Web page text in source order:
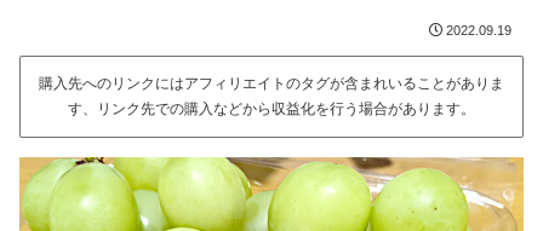
2022.09.19
購入先へのリンクにはアフィリエイトのタグが含まれいることがありま
す、リンク先での購入などから収益化を行う場合があります。